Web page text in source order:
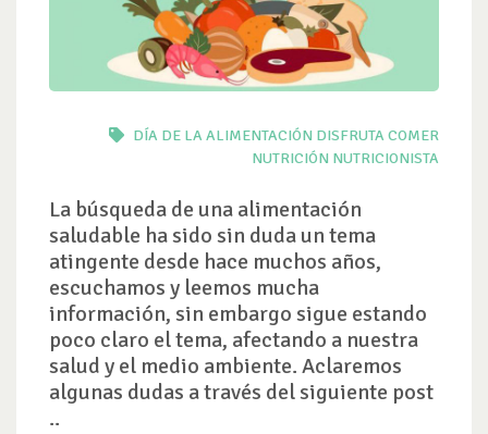
DÍA DE LA ALIMENTACIÓN DISFRUTA COMER
NUTRICIÓN NUTRICIONISTA
La búsqueda de una alimentación
saludable ha sido sin duda un tema
atingente desde hace muchos años,
escuchamos y leemos mucha
información, sin embargo sigue estando
poco claro el tema, afectando a nuestra
salud y el medio ambiente. Aclaremos
algunas dudas a través del siguiente post
..